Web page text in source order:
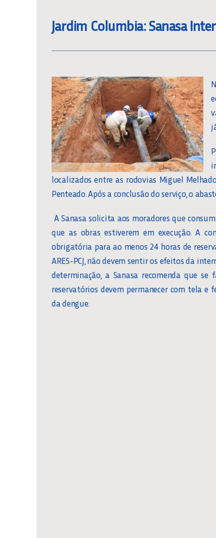
Jardim Columbia: Sanasa
localizados entre as rodovias Miguel
Penteado. Após a conclusão do serviço, o
A Sanasa solicita aos moradores que
que as obras estiverem em execução. A
obrigatória para ao menos 24 horas de
ARES-PCJ, não devem sentir os efeitos da
determinação, a Sanasa recomenda que
reservatórios devem permanecer com tela
da dengue.